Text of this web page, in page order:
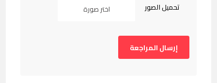
تحميل الصور اختر صورة